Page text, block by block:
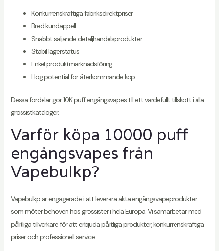
Konkurrenskraftiga fabriksdirektpriser
Bred kundappell
Snabbt säljande detaljhandelsprodukter
Stabil lagerstatus
Enkel produktmarknadsföring
Hög potential för återkommande köp
Dessa fördelar gör 10K puff engångsvapes till ett värdefullt tillskott i alla
grossistkataloger.
Varför köpa 10000 puff
engångsvapes från
Vapebulkp?
Vapebulkp är engagerade i att leverera äkta engångsvapeprodukter
som möter behoven hos grossister i hela Europa. Vi samarbetar med
pålitliga tillverkare för att erbjuda pålitliga produkter, konkurrenskraftiga
priser och professionell service.